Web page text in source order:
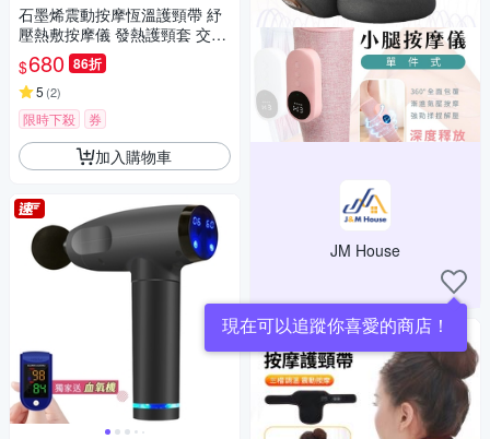
石墨烯震動按摩恆溫護頸帶 紓
壓熱敷按摩儀 發熱護頸套 交換
節禮物
$680 86折
5 (2)
限時下殺 券
加入購物車
JM House
現在可以追蹤你喜愛的商店！